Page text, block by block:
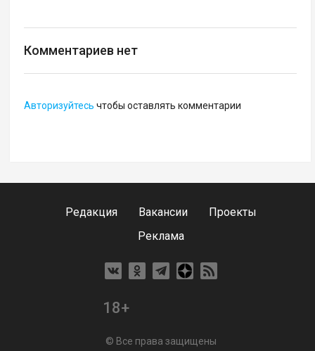
Комментариев нет
Авторизуйтесь чтобы оставлять комментарии
Редакция Вакансии
Проекты
Реклама
18+
© Все права защищены